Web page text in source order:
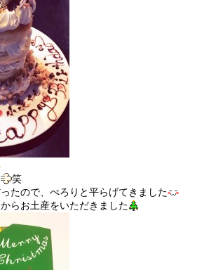
笑
たので、ぺろりと平らげてきました
らお土産をいただきました